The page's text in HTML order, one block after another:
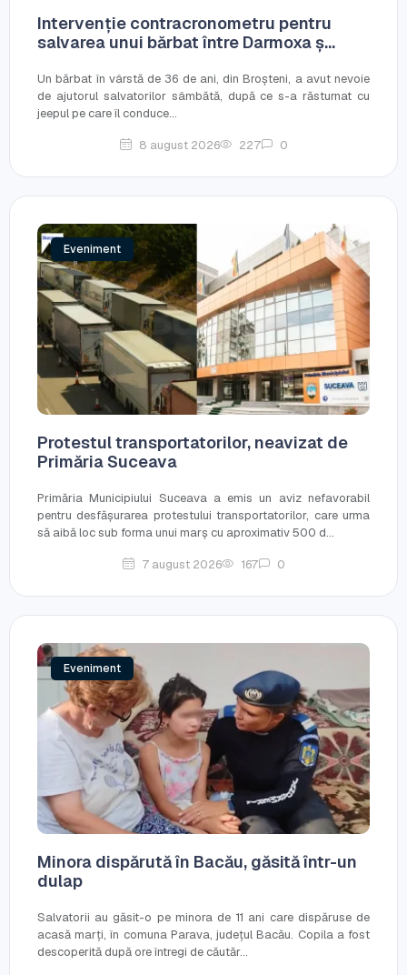
Intervenție contracronometru pentru
salvarea unui bărbat între Darmoxa ș...
Un bărbat în vârstă de 36 de ani, din Broșteni, a avut nevoie
de ajutorul salvatorilor sâmbătă, după ce s-a răsturnat cu
jeepul pe care îl conduce...
8 august 2026 227 0
Eveniment
Protestul transportatorilor, neavizat de
Primăria Suceava
Primăria Municipiului Suceava a emis un aviz nefavorabil
pentru desfășurarea protestului transportatorilor, care urma
să aibă loc sub forma unui marș cu aproximativ 500 d...
7 august 2026 167 0
Eveniment
Minora dispărută în Bacău, găsită într-un
dulap
Salvatorii au găsit-o pe minora de 11 ani care dispăruse de
acasă marți, în comuna Parava, județul Bacău. Copila a fost
descoperită după ore întregi de căutăr...